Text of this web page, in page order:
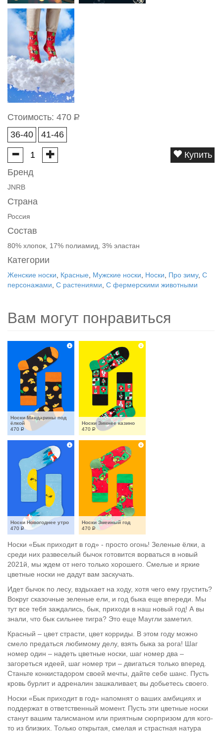
Стоимость: 470 Р
36-40
41-46
Купить
Бренд
JNRB
Страна
Россия
Состав
80% хлопок, 17% полиамид, 3% эластан
Категории
Женские носки Красные Мужские носки Носки Про зиму, С
персонажами С растениями С фермерскими животными
Вам могут понравиться
Носки Мандарины под
ёлкой
470 Р
Носки Зимнее казино
470 Р
Носки Новогоднее утро
470 Р
Носки Змеиный год
470 Р
Носки «Бык приходит в год» - просто огонь! Зеленые ёлки, а
среди них развеселый бычок готовится ворваться в новый
2021й, мы ждем от него только хорошего. Смелые и яркие
цветные носки не дадут вам заскучать.
Идет бычок по лесу, вздыхает на ходу, хотя чего ему грустить?
Вокруг сказочные зеленые ели, и год быка еще впереди. Мы
тут все тебя заждались, бык, приходи в наш новый год! А вы
знали, что бык сильнее тигра? Это еще Маугли заметил.
Красный – цвет страсти, цвет корриды. В этом году можно
смело предаться любимому делу, взять быка за рога! Шаг
номер один – надеть цветные носки, шаг номер два –
загореться идеей, шаг номер три – двигаться только вперед.
Станьте конкистадором своей мечты, дайте себе шанс. Пусть
кровь бурлит и адреналин зашкаливает, вы добьетесь своего.
Носки «Бык приходит в год» напомнят о ваших амбициях и
поддержат в ответственный момент. Пусть эти цветные носки
станут вашим талисманом или приятным сюрпризом для кого-
то из близких. Только открытая, смелая и страстная натура